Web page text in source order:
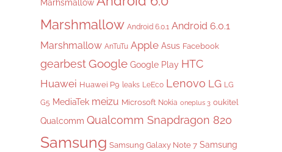
Marhsmallow
Marshmallow Android 6.0.1 Android 6.0.1
Marshmallow AnTuTu Apple Asus Facebook
gearbestGoogle Google Play HTC
Huawei Huawei P9 leaks LeEco Lenovo LG LG
G5 MediaTek meizu Microsoft Nokia oneplus 3 oukitel
Qualcomm Qualcomm Snapdragon 820
Samsung Samsung Galaxy Note 7 Samsung